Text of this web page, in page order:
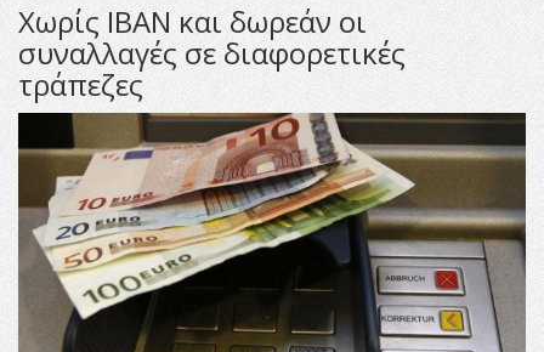
Χωρίς IBAN και δωρεάν οι
συναλλαγές σε διαφορετικές
τράπεζες